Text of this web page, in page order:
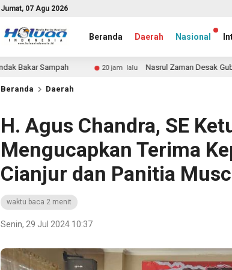
Jumat, 07 Agu 2026
Beranda Daerah Nasional
20 jam lalu Nasrul Zaman Desak Gubernur Aceh
Beranda Daerah
H. Agus Chandra, SE
Mengucapkan Terima
Cianjur dan Panitia
waktu baca 2 menit
Senin, 29 Jul 2024 10:37